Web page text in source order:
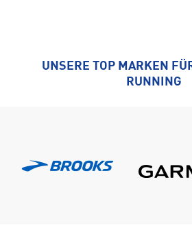
UNSERE TOP MARKEN
RUNNING